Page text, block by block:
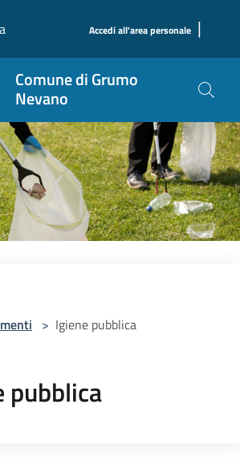
Accedi all'area personale |
Comune di Grumo
Nevano
> Igiene pubblica
pubblica